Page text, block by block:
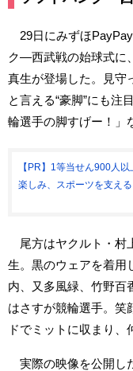
29日にみずほ
ク―西武戦の始球式に
真生が登場した。見守
と言える“豪脚”にも注
輪選手の脚すげー！」
【PR】1等当せん900人
楽しみ、スポーツを支え
尾方はヤクルト・村
生。黒のウェアを着用
内、又多風緑、竹野百
はさすが競輪選手。笑
ドでミットに収まり、
実際の映像を公開し